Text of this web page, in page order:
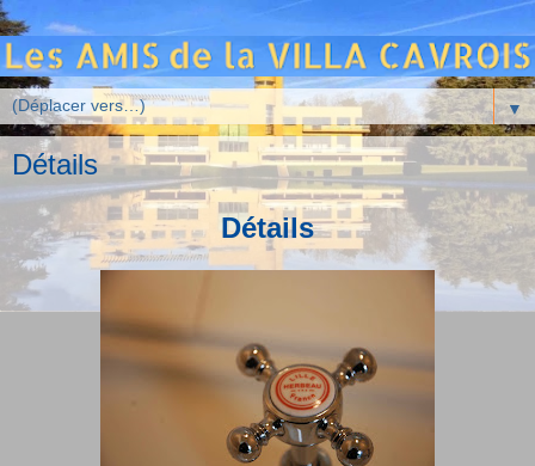
▼
Détails
Détails